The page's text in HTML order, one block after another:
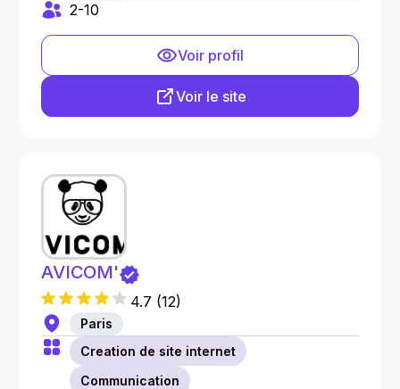
2-10
Voir profil
Voir le site
AVICOM'
4.7 (12)
Paris
Creation de site internet
Communication